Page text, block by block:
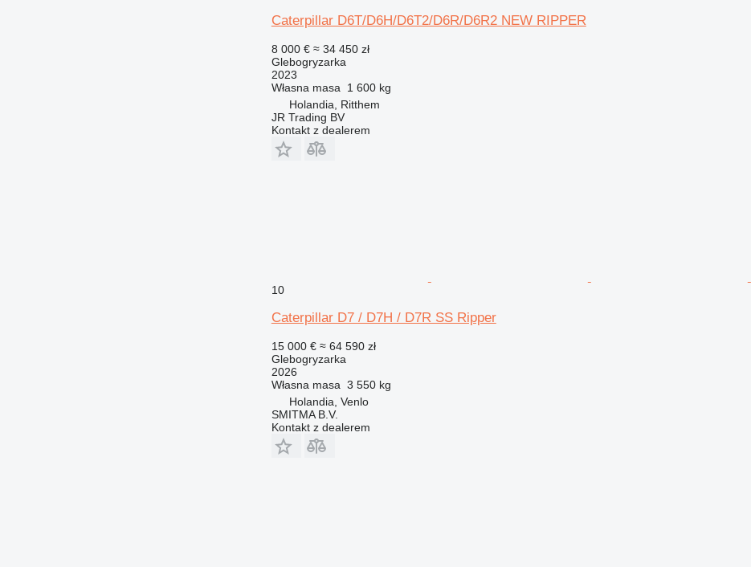
Caterpillar D6T/D6H/D6T2/D6R/D6R2 NEW RIPPER
8 000 € ≈ 34 450 zł
Glebogryzarka
2023
Własna masa
1 600 kg
Holandia, Ritthem
JR Trading BV
Kontakt z dealerem
10
Caterpillar D7 / D7H / D7R SS Ripper
15 000 € ≈ 64 590 zł
Glebogryzarka
2026
Własna masa 3 550 kg
Holandia, Venlo
SMITMA B.V.
Kontakt z dealerem